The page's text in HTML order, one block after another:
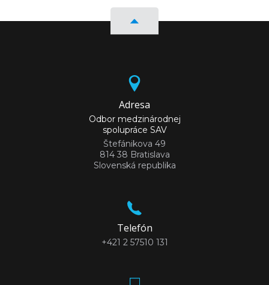
Adresa
Odbor medzinárodnej
spolupráce SAV
Štefánikova 49
814 38 Bratislava
Slovenská republika
Telefón
+421 2 57510 131